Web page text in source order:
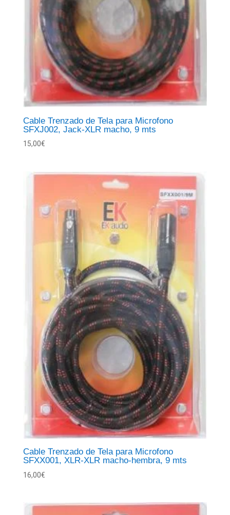
Cable Trenzado de Tela para Microfono
SFXJ002, Jack-XLR macho, 9 mts
15,00€
Cable Trenzado de Tela para Microfono
SFXX001, XLR-XLR macho-hembra, 9 mts
16,00€